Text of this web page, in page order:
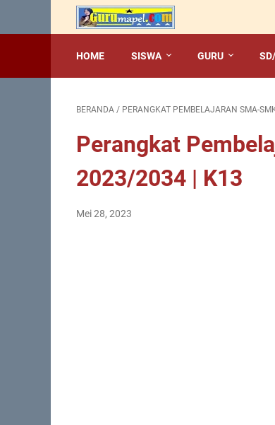
HOME SISWA GURU
BERANDA / PERANGKAT PEMBELAJARAN SMA-
Perangkat
2023/2034 | K13
Mei 28, 2023